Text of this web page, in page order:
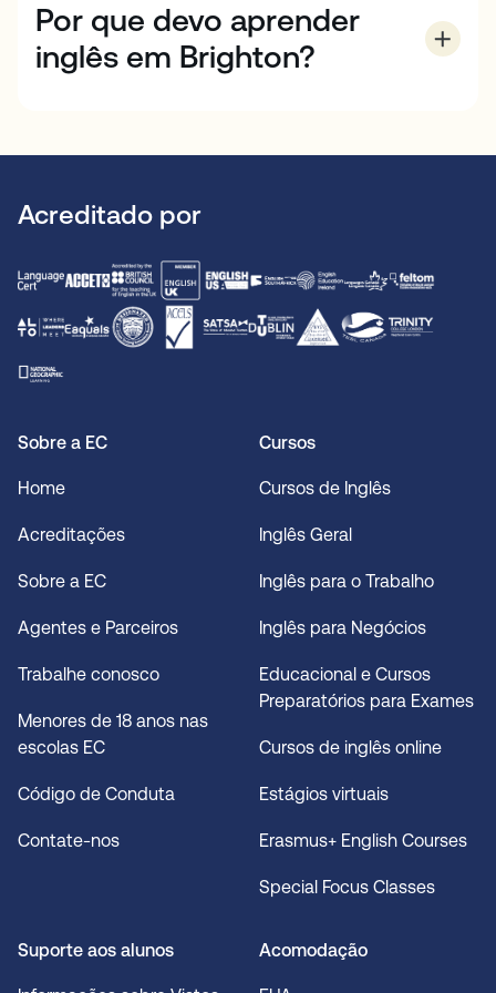
Por que devo aprender
inglês em Brighton?
Inglaterra, famosa pela sua arquitetura, galerias de
pelas suas praias encantadoras. É um ótimo lugar
para praticar seu inglês com novos amigos e
moradores locais entusiasmados.
Acreditado por
Sobre a EC
Home
Acreditações
Sobre a EC
Agentes e Parceiros
Trabalhe conosco
Menores de 18 anos nas
escolas EC
Código de Conduta
Contate-nos
Cursos
Cursos de Inglês
Inglês Geral
Inglês para o Trabalho
Inglês para Negócios
Educacional e Cursos
Preparatórios para Exames
Cursos de inglês online
Estágios virtuais
Erasmus+ English Courses
Special Focus Classes
Suporte aos alunos Acomodação